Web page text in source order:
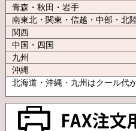
青森・秋田・岩手
南東北・関東・信越・中部・北
関西
中国・四国
九州
沖縄
北海道・沖縄・九州はクール代